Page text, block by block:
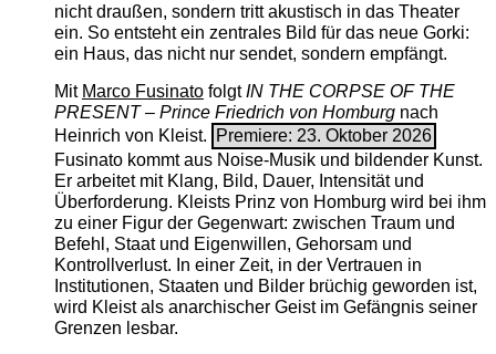
nicht draußen, sondern tritt akustisch in das Theater
ein. So entsteht ein zentrales Bild für das neue Gorki:
ein Haus, das nicht nur sendet, sondern empfängt.
Mit Marco FusinatofolgtIN THE CORPSE OF THE
PRESENT – Prince Friedrich von Homburgnach
Heinrich von Kleist.
Premiere: 23. Oktober 2026
Fusinato kommt aus Noise-Musik und bildender Kunst.
Er arbeitet mit Klang, Bild, Dauer, Intensität und
Überforderung. Kleists Prinz von Homburg wird bei ihm
zu einer Figur der Gegenwart: zwischen Traum und
Befehl, Staat und Eigenwillen, Gehorsam und
Kontrollverlust. In einer Zeit, in der Vertrauen in
Institutionen, Staaten und Bilder brüchig geworden ist,
wird Kleist als anarchischer Geist im Gefängnis seiner
Grenzen lesbar.